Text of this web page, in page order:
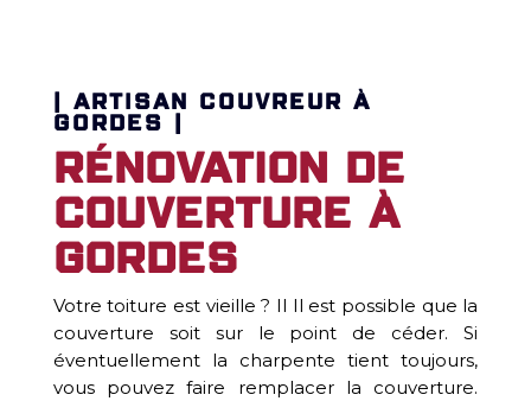
| ARTISAN COUVREUR À
GORDES |
Rénovation de
couverture à
Gordes
Votre toiture est vieille ? Il Il est possible que la
couverture soit sur le point de céder. Si
éventuellement la charpente tient toujours,
vous pouvez faire remplacer la couverture.